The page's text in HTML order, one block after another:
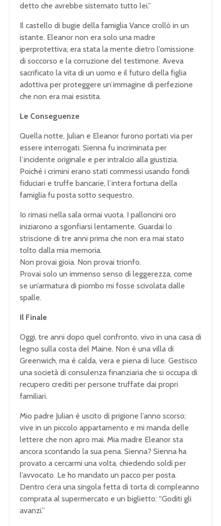
detto che avrebbe sistemato tutto lei.”
Il castello di bugie della famiglia Vance crollò in un
istante. Eleanor non era solo una madre
iperprotettiva; era stata la mente dietro l’omissione
di soccorso e la corruzione del testimone. Aveva
sacrificato la vita di un uomo e il futuro della figlia
adottiva per proteggere un’immagine di perfezione
che non era mai esistita.
Le Conseguenze
Quella notte, Julian e Eleanor furono portati via per
essere interrogati. Sienna fu incriminata per
l’incidente originale e per intralcio alla giustizia.
Poiché i crimini erano stati commessi usando fondi
fiduciari e truffe bancarie, l’intera fortuna della
famiglia fu posta sotto sequestro.
Io rimasi nella sala ormai vuota. I palloncini oro
iniziarono a sgonfiarsi lentamente. Guardai lo
striscione di tre anni prima che non era mai stato
tolto dalla mia memoria.
Non provai gioia. Non provai trionfo.
Provai solo un immenso senso di leggerezza, come
se un’armatura di piombo mi fosse scivolata dalle
spalle.
Il Finale
Oggi, tre anni dopo quel confronto, vivo in una casa di
legno sulla costa del Maine. Non è una villa di
Greenwich, ma è calda, vera e piena di luce. Gestisco
una società di consulenza finanziaria che si occupa di
recupero crediti per persone truffate dai propri
familiari.
Mio padre Julian è uscito di prigione l’anno scorso;
vive in un piccolo appartamento e mi manda delle
lettere che non apro mai. Mia madre Eleanor sta
ancora scontando la sua pena. Sienna? Sienna ha
provato a cercarmi una volta, chiedendo soldi per
l’avvocato. Le ho mandato un pacco per posta.
Dentro c’era una singola fetta di torta di compleanno
comprata al supermercato e un biglietto: “Goditi gli
avanzi.”